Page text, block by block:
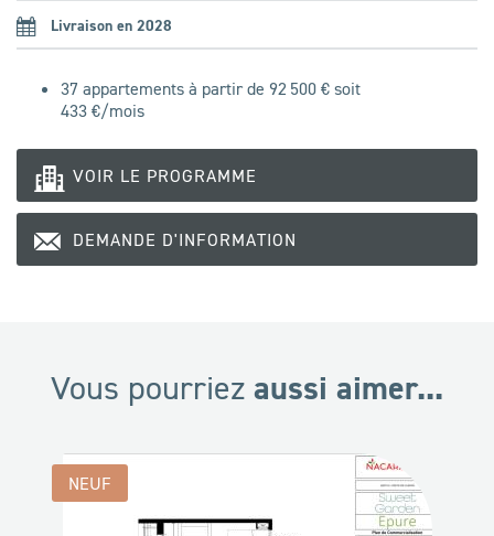
Livraison en 2028
37 appartements à partir de 92 500 € soit
433 €/mois
VOIR LE PROGRAMME
DEMANDE D'INFORMATION
Vous pourriez aussi aimer...
NEUF